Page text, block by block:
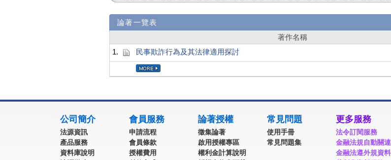
論著一覽表
著作名稱
1.
民事欺詐行為及其法律適用探討
公司簡介
法源資訊
產品服務
資料庫說明
會員服務
申請流程
會員條款
授權費用
論著授權
徵集論著
啟用授權專區
權利金計算說明
常見問題
使用手冊
常見問題集
更多服務
法令訂閱服務
金融法規自動關
金融法遵外規資